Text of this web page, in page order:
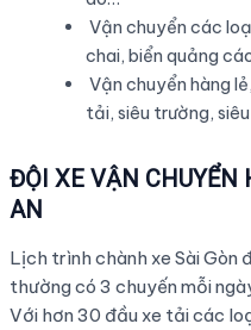
Vận chuyển các
chai, biển quảng
Vận chuyển hàng
tải, siêu trường,
ĐỘI XE VẬN CHUYỂN
AN
Lịch trình chành xe Sài Gòn
thường có 3 chuyến mỗi
Với hơn 30 đầu xe tải các